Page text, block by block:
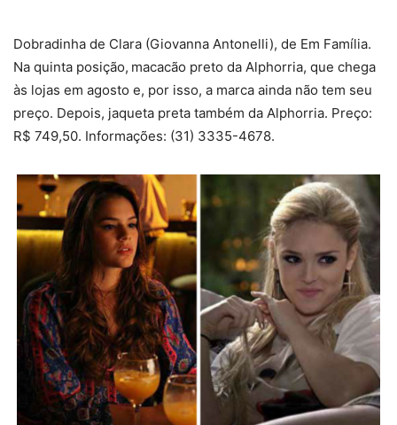
Dobradinha de Clara (Giovanna Antonelli), de Em Família.
Na quinta posição, macacão preto da Alphorria, que chega
às lojas em agosto e, por isso, a marca ainda não tem seu
preço. Depois, jaqueta preta também da Alphorria. Preço:
R$ 749,50. Informações: (31) 3335-4678.